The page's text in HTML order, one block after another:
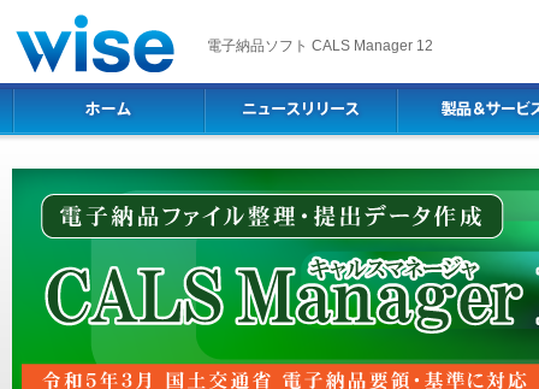
電子納品ソフト CALS Manager 12